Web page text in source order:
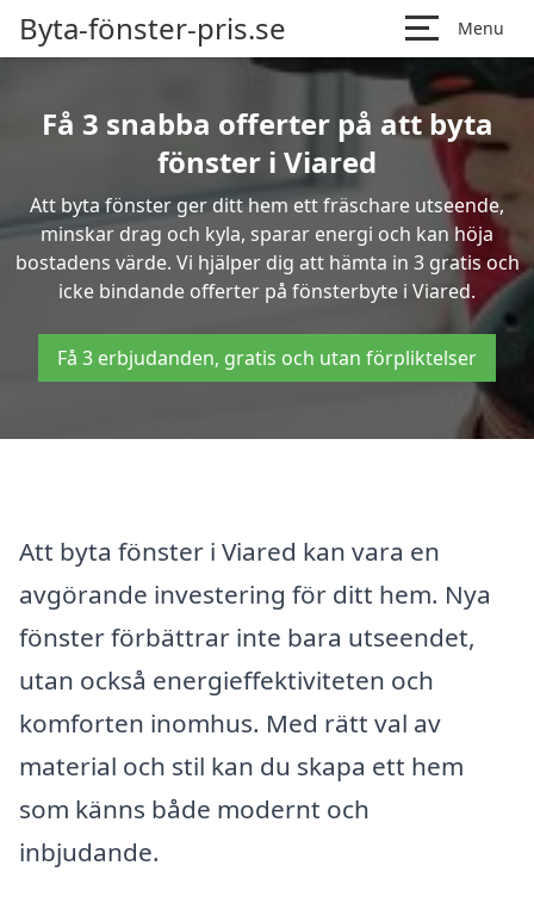
Byta-fönster-pris.se Menu
Få 3 snabba offerter på att byta
fönster i Viared
Att byta fönster ger ditt hem ett fräschare utseende,
minskar drag och kyla, sparar energi och kan höja
bostadens värde. Vi hjälper dig att hämta in 3 gratis och
icke bindande offerter på fönsterbyte i Viared.
Få 3 erbjudanden, gratis och utan förpliktelser
Att byta fönster i Viared kan vara en
avgörande investering för ditt hem. Nya
fönster förbättrar inte bara utseendet,
utan också energieffektiviteten och
komforten inomhus. Med rätt val av
material och stil kan du skapa ett hem
som känns både modernt och
inbjudande.